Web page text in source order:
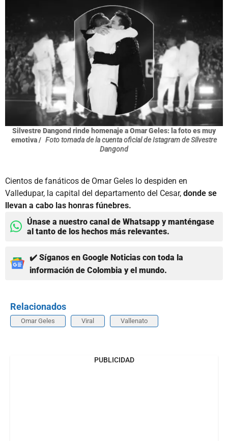
Silvestre Dangond rinde homenaje a Omar Geles: la foto es muy
emotiva / Foto tomada de la cuenta oficial de Istagram de Silvestre
Dangond
Cientos de fanáticos de Omar Geles lo despiden en
Valledupar, la capital del departamento del Cesar, donde se
llevan a cabo las honras fúnebres.
Únase a nuestro canal de Whatsapp y manténgase
al tanto de los hechos más relevantes.
✔️ Síganos en Google Noticias con toda la
información de Colombia y el mundo.
Relacionados
Omar Geles Viral Vallenato
PUBLICIDAD